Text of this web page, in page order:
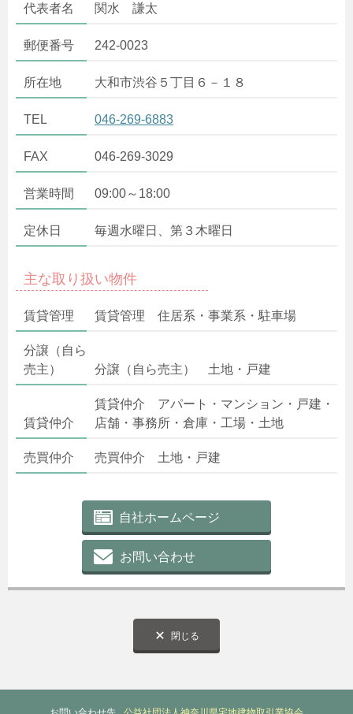
代表者名 関水 謙太
郵便番号 242-0023
所在地 大和市渋谷５丁目６－１８
TEL 046-269-6883
FAX 046-269-3029
営業時間 09:00～18:00
定休日 毎週水曜日、第３木曜日
主な取り扱い物件
賃貸管理 賃貸管理 住居系・事業系・駐車場
分譲（自ら
売主）
分譲（自ら売主） 土地・戸建
賃貸仲介
賃貸仲介 アパート・マンション・戸建・
店舗・事務所・倉庫・工場・土地
売買仲介 売買仲介 土地・戸建
自社ホームページ
お問い合わせ
閉じる